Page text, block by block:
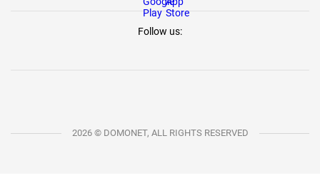
Follow us:
2026 © DOMONET, ALL RIGHTS RESERVED